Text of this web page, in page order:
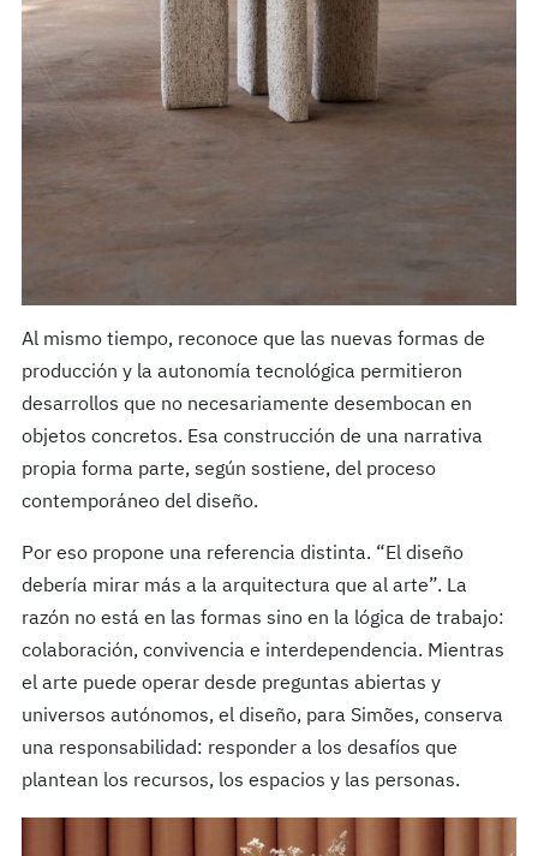
Al mismo tiempo, reconoce que las nuevas formas de
producción y la autonomía tecnológica permitieron
desarrollos que no necesariamente desembocan en
objetos concretos. Esa construcción de una narrativa
propia forma parte, según sostiene, del proceso
contemporáneo del diseño.
Por eso propone una referencia distinta. “El diseño
debería mirar más a la arquitectura que al arte”. La
razón no está en las formas sino en la lógica de trabajo:
colaboración, convivencia e interdependencia. Mientras
el arte puede operar desde preguntas abiertas y
universos autónomos, el diseño, para Simões, conserva
una responsabilidad: responder a los desafíos que
plantean los recursos, los espacios y las personas.